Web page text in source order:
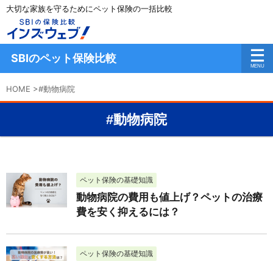
大切な家族を守るためにペット保険の一括比較
SBIのペット保険比較
HOME >#動物病院
#動物病院
ペット保険の基礎知識
動物病院の費用も値上げ？ペットの治療
費を安く抑えるには？
ペット保険の基礎知識